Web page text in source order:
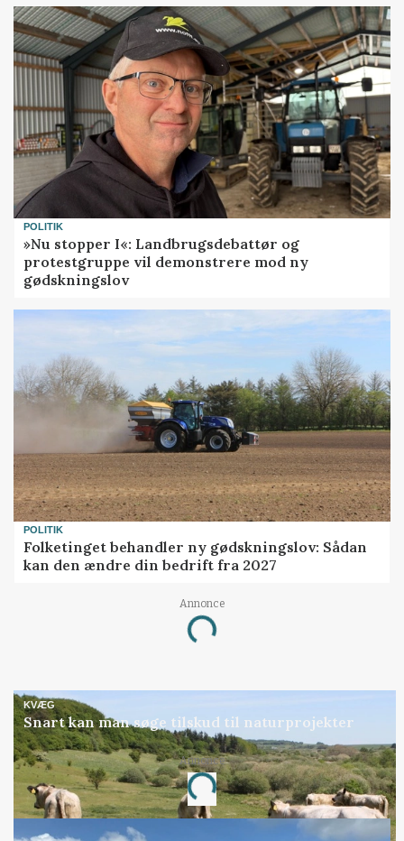
POLITIK
»Nu stopper I«: Landbrugsdebattør og
protestgruppe vil demonstrere mod ny
gødskningslov
POLITIK
Folketinget behandler ny gødskningslov: Sådan
kan den ændre din bedrift fra 2027
Annonce
Loading...
KVÆG
Snart kan man søge tilskud til naturprojekter
Annonce
Loading...